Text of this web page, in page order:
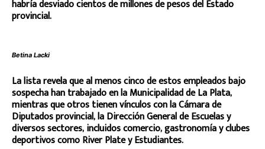
habría desviado cientos de millones de pesos del Estado
provincial.
Betina Lacki
La lista revela que al menos cinco de estos empleados bajo
sospecha han trabajado en la Municipalidad de La Plata,
mientras que otros tienen vínculos con la Cámara de
Diputados provincial, la Dirección General de Escuelas y
diversos sectores, incluidos comercio, gastronomía y clubes
deportivos como River Plate y Estudiantes.